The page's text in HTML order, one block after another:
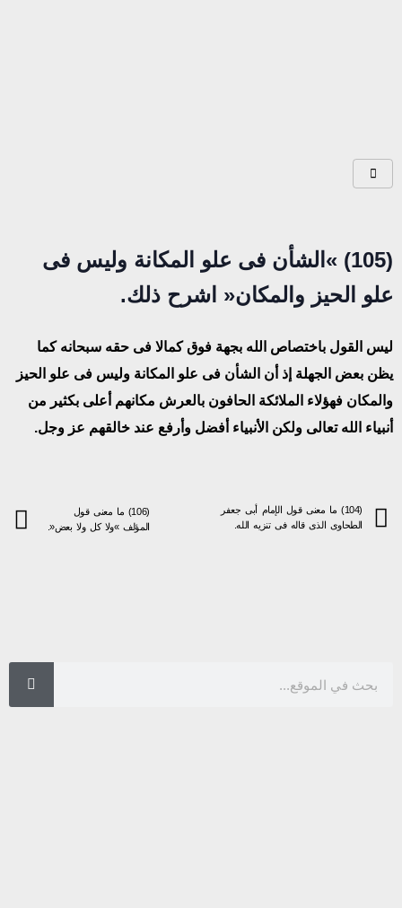
(
105
)
» الشأن فى علو المكانة وليس فى
علو الحيز والمكان« اشرح ذلك.
ليس القول باختصاص الله بجهة فوق كمالا فى حقه سبحانه كما
يظن بعض الجهلة إذ أن الشأن فى علو المكانة وليس فى علو الحيز
والمكان فهؤلاء الملائكة الحافون بالعرش مكانهم أعلى بكثير من
أنبياء الله تعالى ولكن الأنبياء أفضل وأرفع عند خالقهم عز وجل.
(104) ما معنى قول الإمام أبى جعفر
الطحاوى الذى قاله فى تنزيه الله.
(106) ما معنى قول
المؤلف »ولا كل ولا بعض«.